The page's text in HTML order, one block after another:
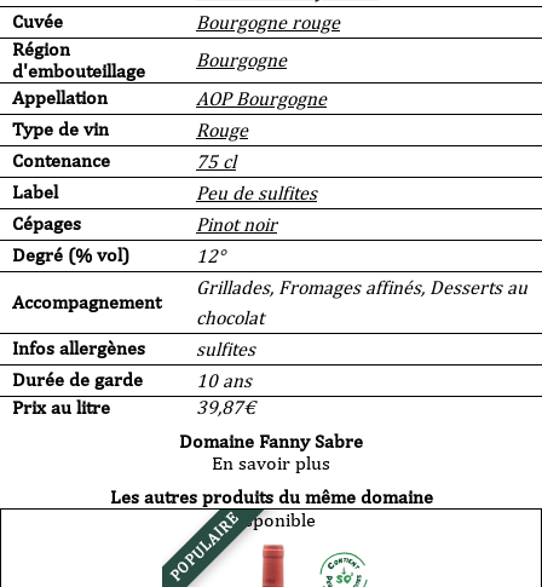
Cuvée
Bourgogne rouge
Région
d'embouteillage
Bourgogne
Appellation
AOP Bourgogne
Type de vin
Rouge
Contenance
75 cl
Label
Peu de sulfites
Cépages
Pinot noir
Degré (% vol)
12°
Accompagnement
Grillades, Fromages affinés, Desserts au
chocolat
Infos allergènes
sulfites
Durée de garde
10 ans
Prix au litre
39,87€
Domaine Fanny Sabre
En savoir plus
Les autres produits du même domaine
POPULAIREDisponible